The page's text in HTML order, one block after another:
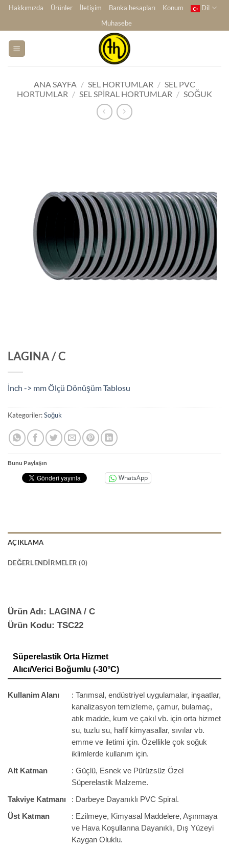
İçeriğe
Hakkımızda Ürünler İletişim Banka hesapları Konum
Dil
Muhasebe
ANA SAYFA / SEL HORTUMLAR / SEL PVC
HORTUMLAR / SEL SPIRAL HORTUMLAR / SOĞUK
LAGINA / C
İnch -> mm Ölçü Dönüşüm Tablosu
Kategoriler:Soğuk
Bunu Paylaşın
WhatsApp
AÇIKLAMA
DEĞERLENDIRMELER (0)
Ürün Adı: LAGINA / C
Ürün Kodu: TSC22
Süperelastik Orta Hizmet
Alıcı/Verici Boğumlu (-30°C)
Kullanim Alanı
: Tarımsal, endüstriyel uygulamalar, inşaatlar,
kanalizasyon temizleme, çamur, bulamaç,
atık madde, kum ve çakıl vb. için orta hizmet
su, tuzlu su, hafif kimyasallar, sıvılar vb.
emme ve iletimi için. Özellikle çok soğuk
iklimlerde kullanım için.
Alt Katman
: Güçlü, Esnek ve Pürüzsüz Özel
Süperelastik Malzeme.
Takviye Katmanı : Darbeye Dayanıklı PVC Spiral.
Üst Katman
: Ezilmeye, Kimyasal Maddelere, Aşınmaya
ve Hava Koşullarına Dayanıklı, Dış Yüzeyi
Kaygan Oluklu.